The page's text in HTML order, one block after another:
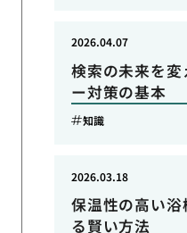
検索の未来を
ー対策の基本
2026.04.07
知識
保温性の高い
る賢い方法
2026.03.18